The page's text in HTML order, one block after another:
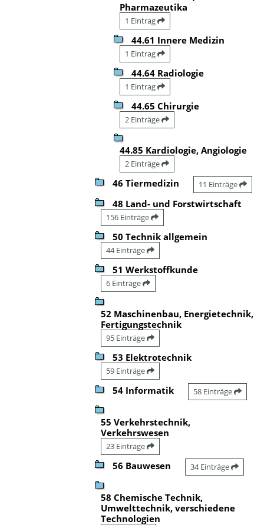
Pharmazeutika
1 Eintrag
44.61 Innere Medizin
1 Eintrag
44.64 Radiologie
1 Eintrag
44.65 Chirurgie
2 Einträge
44.85 Kardiologie, Angiologie
2 Einträge
46 Tiermedizin 11 Einträge
48 Land- und Forstwirtschaft
156 Einträge
50 Technik allgemein
44 Einträge
51 Werkstoffkunde
6 Einträge
52 Maschinenbau, Energietechnik,
Fertigungstechnik
95 Einträge
53 Elektrotechnik
59 Einträge
54 Informatik 58 Einträge
55 Verkehrstechnik,
Verkehrswesen
23 Einträge
56 Bauwesen 34 Einträge
58 Chemische Technik,
Umwelttechnik, verschiedene
Technologien